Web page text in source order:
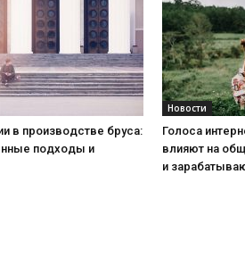
в производстве бруса:
подходы и
Новости
Голоса
влияют на
и